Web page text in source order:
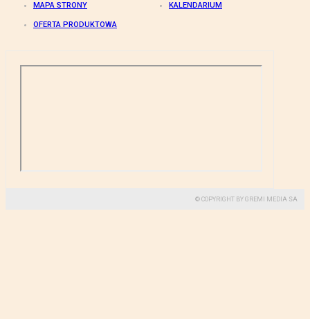
MAPA STRONY KALENDARIUM
OFERTA PRODUKTOWA
© COPYRIGHT BY GREMI MEDIA SA